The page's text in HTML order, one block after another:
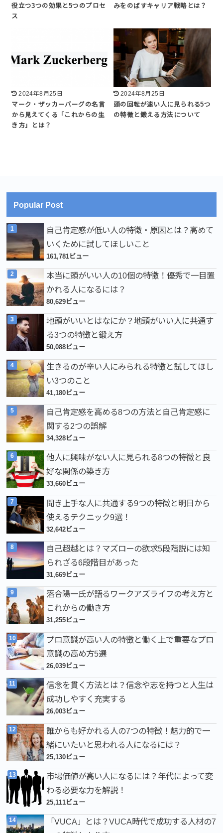
役立つ3つの効果と5つのプロセ
ス
みをのばすキャリア戦略とは？
2024年8月25日
マーク・ザッカーバーグの名言
から見えてくる「これからの生
き方」とは？
2024年8月25日
頭の回転が速い人に見られる5つ
の特徴と鍛える方法について
Popular Post
自己肯定感が低い人の特徴・原因とは？高めて
いくために試してほしいこと
161,781ビュー
本当に頭がいい人の10個の特徴！優秀で一目置
かれる人になるには？
80,629ビュー
地頭がいいとはなにか？地頭がいい人に共通す
る3つの特徴と鍛え方
50,088ビュー
生きるのが辛い人にみられる特徴と試してほし
い3つのこと
41,180ビュー
自己肯定感を高める8つの方法と自己肯定感に
関する2つの誤解
34,328ビュー
他人に興味がない人に見られる8つの特徴と良
好な関係の築き方
33,660ビュー
聞き上手な人に共通する9つの特徴と明日から
使えるテクニック9選！
32,642ビュー
自己超越とは？マズローの欲求5段階説には知
られざる6段階目があった
31,669ビュー
落合陽一氏が語るワークアズライフの考え方と
これからの働き方
31,255ビュー
プロ意識が高い人の特徴と働く上で重要なプロ
意識の高め方5選
26,039ビュー
信念を貫く方法とは？信念や志を持つと人生は
成功しやすく充実する
26,003ビュー
誰からも好かれる人の7つの特徴！魅力的で一
緒にいたいと思われる人になるには？
25,130ビュー
市場価値が高い人になるには？年代によって変
わる必要な力を解説！
25,111ビュー
「VUCA」とは？VUCA時代で成功する人材の7